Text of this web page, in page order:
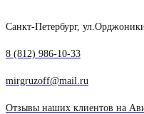
Санкт-Петербург,
8 (812) 986-10-33
mirgruzoff@mail.ru
Отзывы наших клиентов на